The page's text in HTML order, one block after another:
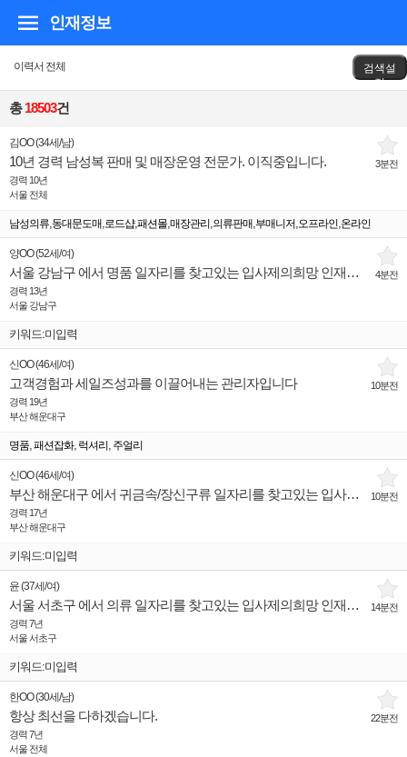
인재정보
이력서 전체
검색설
정
총18503건
3분전
김OO(34세 /남)
10년 경력 남성복 판매 및 매장운영 전문가. 이직중입니다.
경력 10년
서울 전체
남성의류,동대문도매,로드샵,패션몰,매장관리 ,의류판매,부매니저,오프라인,온라인
4분전
양OO(52세 /여)
서울 강남구 에서 명품 일자리를 찾고있는 입사제의희망 인재입니다.
경력 13년
서울 강남구
키워드:미입력
10분전
신OO(46세 /여)
고객경험과 세일즈성과를 이끌어내는 관리자입니다
경력 19년
부산 해운대구
명품,패션잡화, 럭셔리 , 주얼리
10분전
신OO(46세 /여)
부산 해운대구 에서 귀금속/장신구류 일자리를 찾고있는 입사제의희망 인재입니다.
경력 17년
부산 해운대구
키워드:미입력
14분전
윤(37세 /여)
서울 서초구 에서 의류 일자리를 찾고있는 입사제의희망 인재입니다.
경력 7년
서울 서초구
키워드:미입력
22분전
한OO(30세 /남)
항상 최선을 다하겠습니다.
경력 7년
서울 전체